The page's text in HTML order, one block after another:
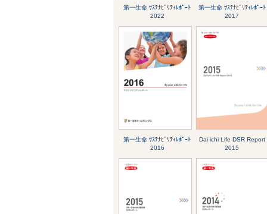
第一生命 ｻｽﾃﾅﾋﾞﾘﾃｨﾚﾎﾟｰﾄ
2022
第一生命 ｻｽﾃﾅﾋﾞﾘﾃｨﾚﾎﾟｰﾄ
2017
第一生命 ｻｽﾃﾅﾋﾞﾘﾃｨﾚﾎﾟｰﾄ
2016
Dai-ichi Life DSR Report
2015